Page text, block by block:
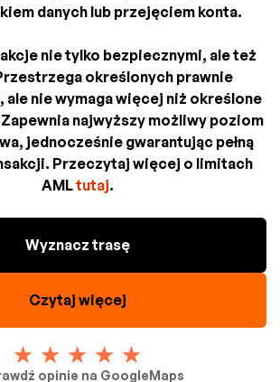
danych lub przejęciem konta.
nie tylko bezpiecznymi, ale też
określonych prawnie
ale nie wymaga więcej niż określone
najwyższy możliwy poziom
jednocześnie gwarantując pełną
Przeczytaj więcej o limitach
AMLtutaj.
Wyznacz trasę
Czytaj więcej
opinie na GoogleMaps